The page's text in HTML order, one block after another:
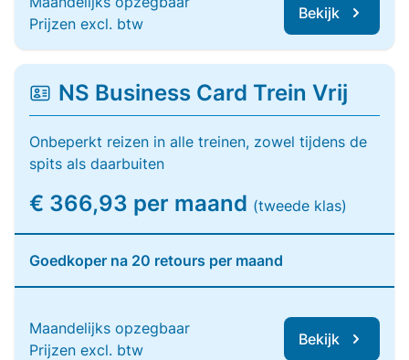
Prijzen excl. btw
Bekijk
NS Business Card Trein Vrij
Onbeperkt reizen in alle treinen, zowel tijdens de
spits als daarbuiten
€ 366,93 per maand (tweede klas)
Goedkoper na 20 retours per maand
Maandelijks opzegbaar
Prijzen excl. btw
Bekijk